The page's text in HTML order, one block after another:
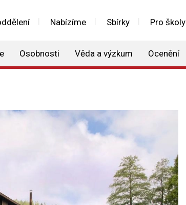
Nabízíme Sbírky Pro školy
Osobnosti Věda a výzkum Ocenění